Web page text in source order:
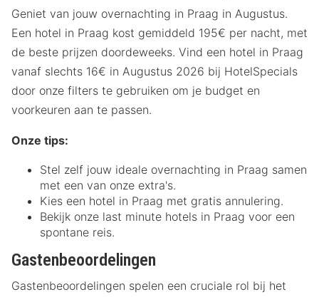
Geniet van jouw overnachting in Praag in Augustus.
Een hotel in Praag kost gemiddeld 195€ per nacht, met
de beste prijzen doordeweeks. Vind een hotel in Praag
vanaf slechts 16€ in Augustus 2026 bij HotelSpecials
door onze filters te gebruiken om je budget en
voorkeuren aan te passen.
Onze tips:
Stel zelf jouw ideale overnachting in Praag samen
met een van onze extra's.
Kies een hotel in Praag met gratis annulering.
Bekijk onze last minute hotels in Praag voor een
spontane reis.
Gastenbeoordelingen
Gastenbeoordelingen spelen een cruciale rol bij het